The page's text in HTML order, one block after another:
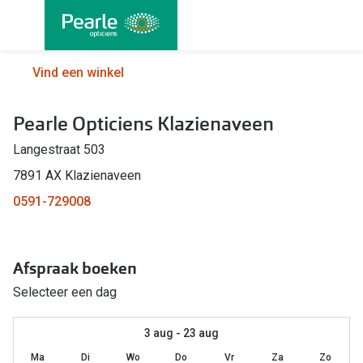
Alle brillen
Herenbrillen
Kinderbrillen
Soorten brillen
Multifocale bril
Blauw-violet licht bril
Vind een winkel
Pearle Opticiens Klazienaveen
Langestraat 503
7891 AX Klazienaveen
0591-729008
Afspraak boeken
Selecteer een dag
3 aug - 23 aug
Ma Di Wo Do Vr Za Zo